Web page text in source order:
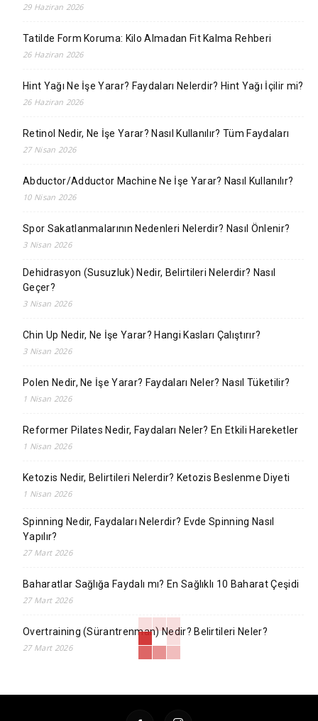
29 Haziran 2026
Tatilde Form Koruma: Kilo Almadan Fit Kalma Rehberi
26 Haziran 2026
Hint Yağı Ne İşe Yarar? Faydaları Nelerdir? Hint Yağı İçilir mi?
26 Haziran 2026
Retinol Nedir, Ne İşe Yarar? Nasıl Kullanılır? Tüm Faydaları
27 Nisan 2026
Abductor/Adductor Machine Ne İşe Yarar? Nasıl Kullanılır?
10 Nisan 2026
Spor Sakatlanmalarının Nedenleri Nelerdir? Nasıl Önlenir?
3 Nisan 2026
Dehidrasyon (Susuzluk) Nedir, Belirtileri Nelerdir? Nasıl
Geçer?
3 Nisan 2026
Chin Up Nedir, Ne İşe Yarar? Hangi Kasları Çalıştırır?
3 Nisan 2026
Polen Nedir, Ne İşe Yarar? Faydaları Neler? Nasıl Tüketilir?
1 Nisan 2026
Reformer Pilates Nedir, Faydaları Neler? En Etkili Hareketler
1 Nisan 2026
Ketozis Nedir, Belirtileri Nelerdir? Ketozis Beslenme Diyeti
1 Nisan 2026
Spinning Nedir, Faydaları Nelerdir? Evde Spinning Nasıl
Yapılır?
27 Mart 2026
Baharatlar Sağlığa Faydalı mı? En Sağlıklı 10 Baharat Çeşidi
27 Mart 2026
Overtraining (Sürantrenman) Nedir? Belirtileri Neler?
27 Mart 2026